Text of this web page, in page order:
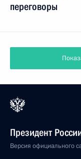
переговоры
Президент
Версия официального